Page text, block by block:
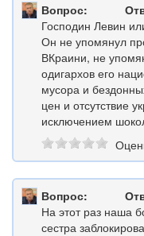
Вопрос:
Господин Левин
Он не упомянул
ВКраини, не
одигархов его
мусора и
цен и отсутствие
исключением
Вопрос:
На этот раз наша
сестра